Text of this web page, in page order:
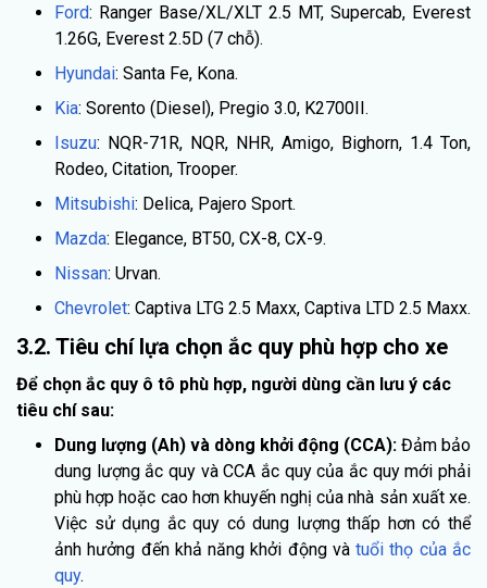
Ford: Ranger Base/XL/XLT 2.5 MT, Supercab, Everest
1.26G, Everest 2.5D (7 chỗ).
Hyundai: Santa Fe, Kona.
Kia: Sorento (Diesel), Pregio 3.0, K2700II.
Isuzu: NQR-71R, NQR, NHR, Amigo, Bighorn, 1.4 Ton,
Rodeo, Citation, Trooper.
Mitsubishi: Delica, Pajero Sport.
Mazda: Elegance, BT50, CX-8, CX-9.
Nissan: Urvan.
Chevrolet: Captiva LTG 2.5 Maxx, Captiva LTD 2.5 Maxx.
3.2. Tiêu chí lựa chọn ắc quy phù hợp cho xe
Để chọn ắc quy ô tô phù hợp, người dùng cần lưu ý các
tiêu chí sau:
Dung lượng (Ah) và dòng khởi động (CCA): Đảm bảo
dung lượng ắc quy và CCA ắc quy của ắc quy mới phải
phù hợp hoặc cao hơn khuyến nghị của nhà sản xuất xe.
Việc sử dụng ắc quy có dung lượng thấp hơn có thể
ảnh hưởng đến khả năng khởi động vàtuổi thọ của ắc
quy.